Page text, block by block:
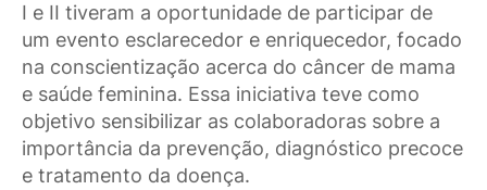
I e II tiveram a oportunidade de participar de
um evento esclarecedor e enriquecedor, focado
na conscientização acerca do câncer de mama
e saúde feminina. Essa iniciativa teve como
objetivo sensibilizar as colaboradoras sobre a
importância da prevenção, diagnóstico precoce
e tratamento da doença.